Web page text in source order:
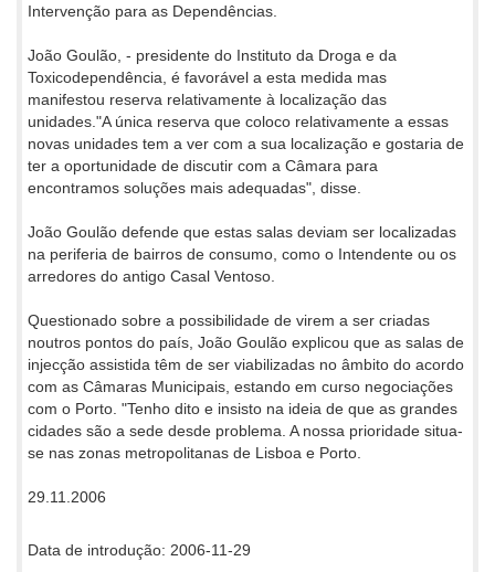
Intervenção para as Dependências.
João Goulão, - presidente do Instituto da Droga e da
Toxicodependência, é favorável a esta medida mas
manifestou reserva relativamente à localização das
unidades."A única reserva que coloco relativamente a essas
novas unidades tem a ver com a sua localização e gostaria de
ter a oportunidade de discutir com a Câmara para
encontramos soluções mais adequadas", disse.
João Goulão defende que estas salas deviam ser localizadas
na periferia de bairros de consumo, como o Intendente ou os
arredores do antigo Casal Ventoso.
Questionado sobre a possibilidade de virem a ser criadas
noutros pontos do país, João Goulão explicou que as salas de
injecção assistida têm de ser viabilizadas no âmbito do acordo
com as Câmaras Municipais, estando em curso negociações
com o Porto. "Tenho dito e insisto na ideia de que as grandes
cidades são a sede desde problema. A nossa prioridade situa-
se nas zonas metropolitanas de Lisboa e Porto.
29.11.2006
Data de introdução: 2006-11-29